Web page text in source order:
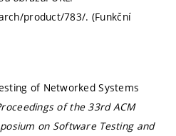
product/783/. (Funkční
of Networked Systems
of the 33rd ACM
on Software Testing and